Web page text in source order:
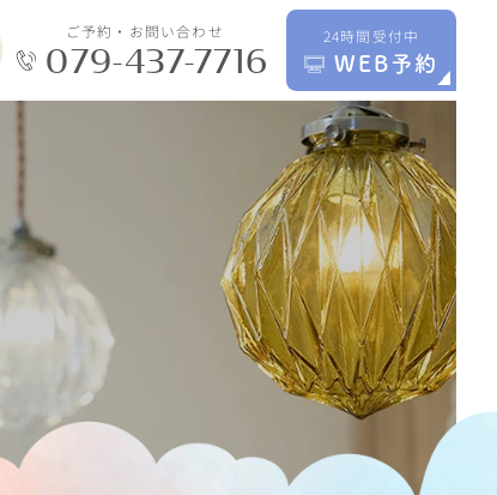
ご予約・お問い合わせ
079-437-7716
24時間受付中
WEB予約